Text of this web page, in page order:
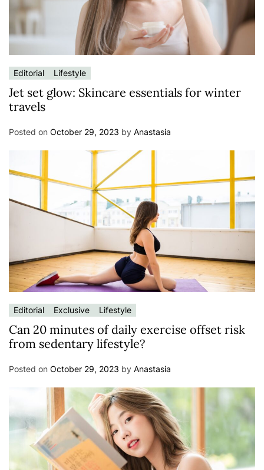
Editorial Lifestyle
Jet set glow: Skincare essentials for winter
travels
Posted on October 29, 2023 by Anastasia
Editorial Exclusive Lifestyle
Can 20 minutes of daily exercise offset risk
from sedentary lifestyle?
Posted on October 29, 2023 by Anastasia